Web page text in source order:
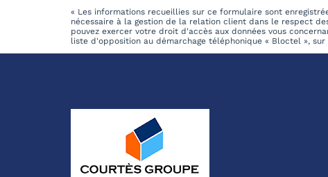
« Les informations recueillies sur ce formulaire sont
nécessaire à la gestion de la relation client dans le respect
pouvez exercer votre droit d'accès aux données vous
liste d'opposition au démarchage téléphonique « Bloctel »,